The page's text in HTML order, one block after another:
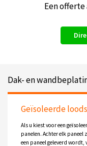
Alle soorten deuren
Een offerte
Dak- en
Geïsoleerde loods
Als u kiest voor een
panelen. Achter elk paneel
een paneel geleverd